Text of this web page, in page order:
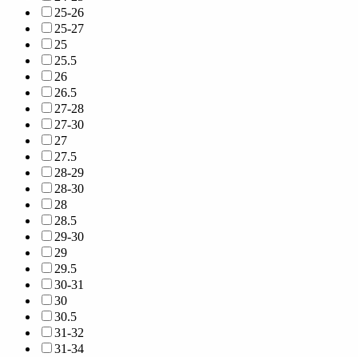
25-26
25-27
25
25.5
26
26.5
27-28
27-30
27
27.5
28-29
28-30
28
28.5
29-30
29
29.5
30-31
30
30.5
31-32
31-34